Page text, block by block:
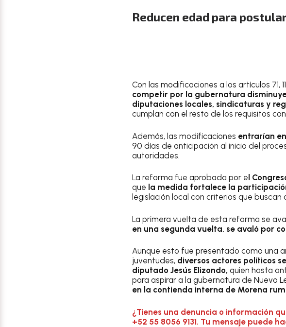
Reducen edad para
Con las modificaciones a los artículos 71,
competir por la gubernatura
diputaciones locales, sindicaturas y
cumplan con el resto de los requisitos
Además, las modificaciones entrarían
90 días de anticipación al inicio del
autoridades.
La reforma fue aprobada por e l
que la medida fortalece la
legislación local con criterios que
La primera vuelta de esta reforma se
en una segunda vuelta, se avaló por
Aunque esto fue presentado como una
juventudes, diversos actores políticos
diputado Jesús Elizondo, quien hasta
para aspirar a la gubernatura de Nuevo
en la contienda interna de Morena
¿Tienes una denuncia o información
+52 55 8056 9131. Tu mensaje puede